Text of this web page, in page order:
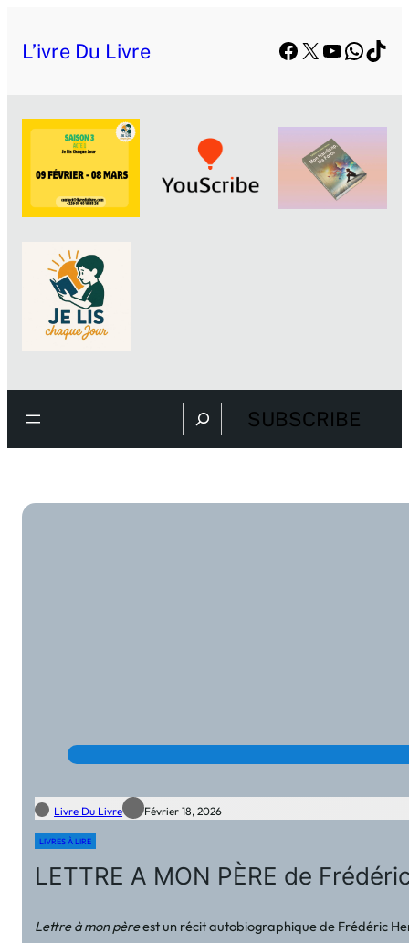
L’ivre Du Livre Facebook
X YouTube
Search SUBSCRIBE
Livre Du Livre Février 18, 2026
LIVRES À LIRE
LETTRE A MON PÈRE de
Lettre à mon pèreest un récit autobiographique de Frédéric